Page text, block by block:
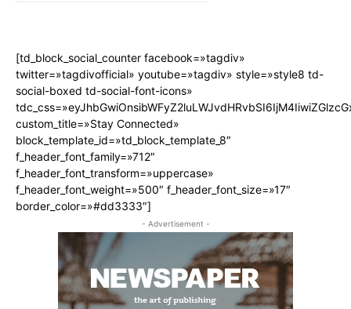
[td_block_social_counter facebook=»tagdiv»
twitter=»tagdivofficial» youtube=»tagdiv» style=»style8 td-
social-boxed td-social-font-icons»
custom_title=»Stay Connected»
block_template_id=»td_block_template_8″
f_header_font_family=»712″
f_header_font_transform=»uppercase»
f_header_font_weight=»500″ f_header_font_size=»17″
border_color=»#dd3333″]
- Advertisement -